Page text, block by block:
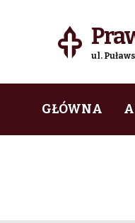
ul.
to
to
GŁÓWNA